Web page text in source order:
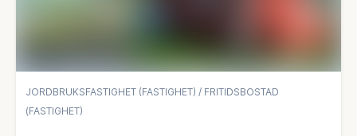
JORDBRUKSFASTIGHET (FASTIGHET) / FRITIDSBOSTAD
(FASTIGHET)